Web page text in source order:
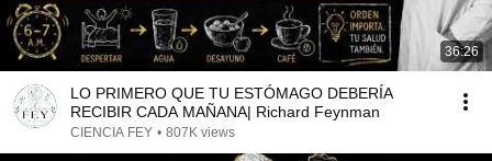
36:26
LO PRIMERO QUE TU ESTÓMAGO DEBERÍA
RECIBIR CADA MAÑANA| Richard Feynman
CIENCIA FEY • 807K views